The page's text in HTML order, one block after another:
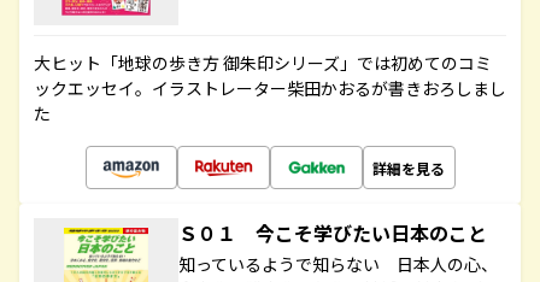
大ヒット「地球の歩き方 御朱印シリーズ」では初めてのコミ
ックエッセイ。イラストレーター柴田かおるが書きおろしまし
た
詳細を見る
Ｓ０１ 今こそ学びたい日本のこと
知っているようで知らない 日本人の心、